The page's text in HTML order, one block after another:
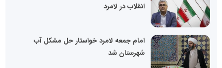
انقلاب در لامرد
امام جمعه لامرد خواستار حل مشکل آب
شهرستان شد